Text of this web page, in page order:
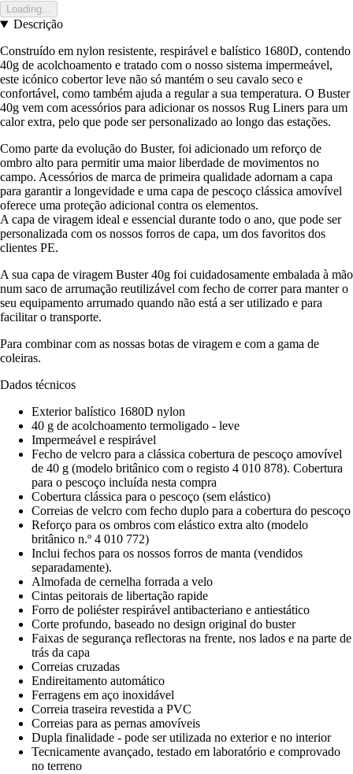
Loading...
Descrição
Construído em nylon resistente, respirável e balístico 1680D, contendo
40g de acolchoamento e tratado com o nosso sistema impermeável,
este icónico cobertor leve não só mantém o seu cavalo seco e
confortável, como também ajuda a regular a sua temperatura. O Buster
40g vem com acessórios para adicionar os nossos Rug Liners para um
calor extra, pelo que pode ser personalizado ao longo das estações.
Como parte da evolução do Buster, foi adicionado um reforço de
ombro alto para permitir uma maior liberdade de movimentos no
campo. Acessórios de marca de primeira qualidade adornam a capa
para garantir a longevidade e uma capa de pescoço clássica amovível
oferece uma proteção adicional contra os elementos.
A capa de viragem ideal e essencial durante todo o ano, que pode ser
personalizada com os nossos forros de capa, um dos favoritos dos
clientes PE.
A sua capa de viragem Buster 40g foi cuidadosamente embalada à mão
num saco de arrumação reutilizável com fecho de correr para manter o
seu equipamento arrumado quando não está a ser utilizado e para
facilitar o transporte.
Para combinar com as nossas botas de viragem e com a gama de
coleiras.
Dados técnicos
Exterior balístico 1680D nylon
40 g de acolchoamento termoligado - leve
Impermeável e respirável
Fecho de velcro para a clássica cobertura de pescoço amovível
de 40 g (modelo britânico com o registo 4 010 878). Cobertura
para o pescoço incluída nesta compra
Cobertura clássica para o pescoço (sem elástico)
Correias de velcro com fecho duplo para a cobertura do pescoço
Reforço para os ombros com elástico extra alto (modelo
britânico n.º 4 010 772)
Inclui fechos para os nossos forros de manta (vendidos
separadamente).
Almofada de cernelha forrada a velo
Cintas peitorais de libertação rapide
Forro de poliéster respirável antibacteriano e antiestático
Corte profundo, baseado no design original do buster
Faixas de segurança reflectoras na frente, nos lados e na parte de
trás da capa
Correias cruzadas
Endireitamento automático
Ferragens em aço inoxidável
Correia traseira revestida a PVC
Correias para as pernas amovíveis
Dupla finalidade - pode ser utilizada no exterior e no interior
Tecnicamente avançado, testado em laboratório e comprovado
no terreno